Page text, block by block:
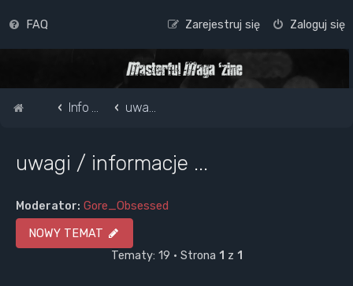
FAQ Zaloguj się
Zarejestruj się
Strona główna
Info o masterful i forum uwagi / informacje ...
uwagi / informacje ...
Moderator: Gore_Obsessed
NOWY TEMAT
Tematy: 19 • Strona 1 z 1